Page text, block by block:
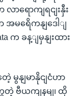
ရောကျရငျးနှီး
မရေိကနျဒေါျ
က ခန့ျမှနျးထား
မွနျမာနိုငျငံဟာ
တဲ့ ဗီယကျနမျ၊ ထို